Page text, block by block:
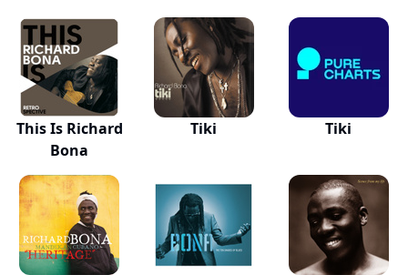
This Is Richard
Bona
Tiki Tiki